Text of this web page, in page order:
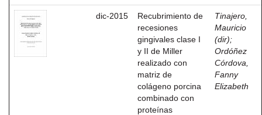
dic-2015
Recubrimiento de
recesiones
gingivales clase I
y II de Miller
realizado con
matriz de
colágeno porcina
combinado con
proteínas
Tinajero,
Mauricio
(dir);
Ordóñez
Córdova,
Fanny
Elizabeth